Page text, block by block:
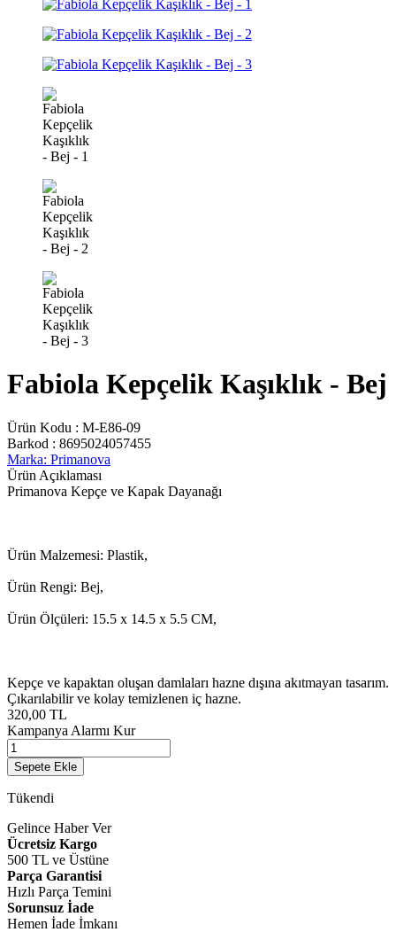
Fabiola Kepçelik Kaşıklık - Bej
Ürün Kodu : M-E86-09
Barkod : 8695024057455
Marka: Primanova
Ürün Açıklaması
Primanova Kepçe ve Kapak Dayanağı
Ürün Malzemesi: Plastik,
Ürün Rengi: Bej,
Ürün Ölçüleri: 15.5 x 14.5 x 5.5 CM,
Kepçe ve kapaktan oluşan damlaları hazne dışına akıtmayan tasarım.
Çıkarılabilir ve kolay temizlenen iç hazne.
320,00 TL
Kampanya Alarmı Kur
Sepete Ekle
Tükendi
Gelince Haber Ver
Ücretsiz Kargo
500 TL ve Üstüne
Parça Garantisi
Hızlı Parça Temini
Sorunsuz İade
Hemen İade İmkanı